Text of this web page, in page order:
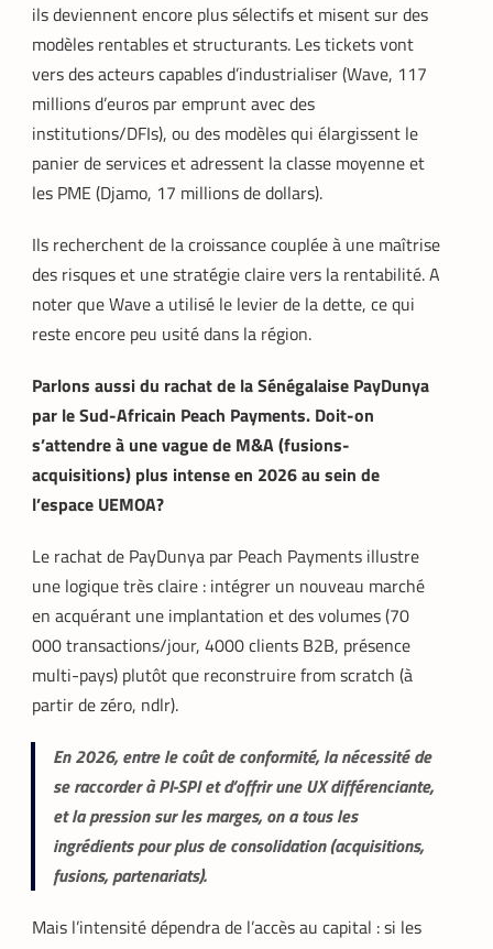
ils deviennent encore plus sélectifs et misent sur des
modèles rentables et structurants. Les tickets vont
vers des acteurs capables d’industrialiser (Wave, 117
millions d’euros par emprunt avec des
institutions/DFIs), ou des modèles qui élargissent le
panier de services et adressent la classe moyenne et
les PME (Djamo, 17 millions de dollars).
Ils recherchent de la croissance couplée à une maîtrise
des risques et une stratégie claire vers la rentabilité. A
noter que Wave a utilisé le levier de la dette, ce qui
reste encore peu usité dans la région.
Parlons aussi du rachat de la Sénégalaise PayDunya
par le Sud-Africain Peach Payments. Doit-on
s’attendre à une vague de M&A (fusions-
acquisitions) plus intense en 2026 au sein de
l’espace UEMOA?
Le rachat de PayDunya par Peach Payments illustre
une logique très claire : intégrer un nouveau marché
en acquérant une implantation et des volumes (70
000 transactions/jour, 4000 clients B2B, présence
multi-pays) plutôt que reconstruire from scratch (à
partir de zéro, ndlr).​
En 2026, entre le coût de conformité, la nécessité de
se raccorder à PI-SPI et d’offrir une UX différenciante,
et la pression sur les marges, on a tous les
ingrédients pour plus de consolidation (acquisitions,
fusions, partenariats).
Mais l’intensité dépendra de l’accès au capital : si les